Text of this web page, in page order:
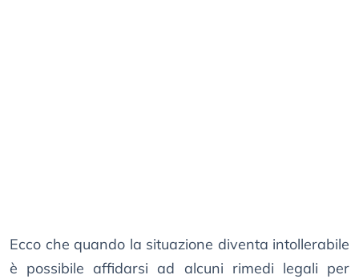
Ecco che quando la situazione diventa intollerabile
è possibile affidarsi ad alcuni rimedi legali per